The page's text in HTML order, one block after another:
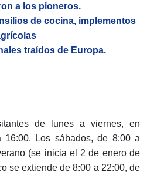
a los pioneros.
de cocina, implementos
traídos de Europa.
de lunes a viernes, en
16:00. Los sábados, de 8:00 a
(se inicia el 2 de enero de
se extiende de 8:00 a 22:00, de